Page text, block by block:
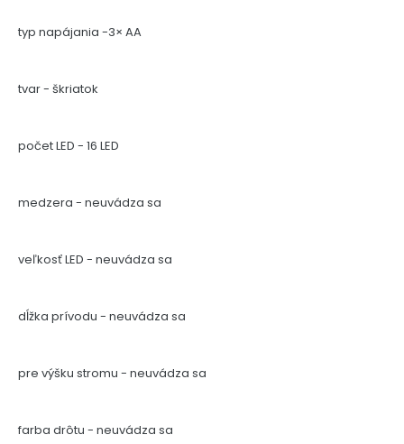
typ napájania -3× AA
tvar - škriatok
počet LED - 16 LED
medzera - neuvádza sa
veľkosť LED - neuvádza sa
dĺžka prívodu - neuvádza sa
pre výšku stromu - neuvádza sa
farba drôtu - neuvádza sa